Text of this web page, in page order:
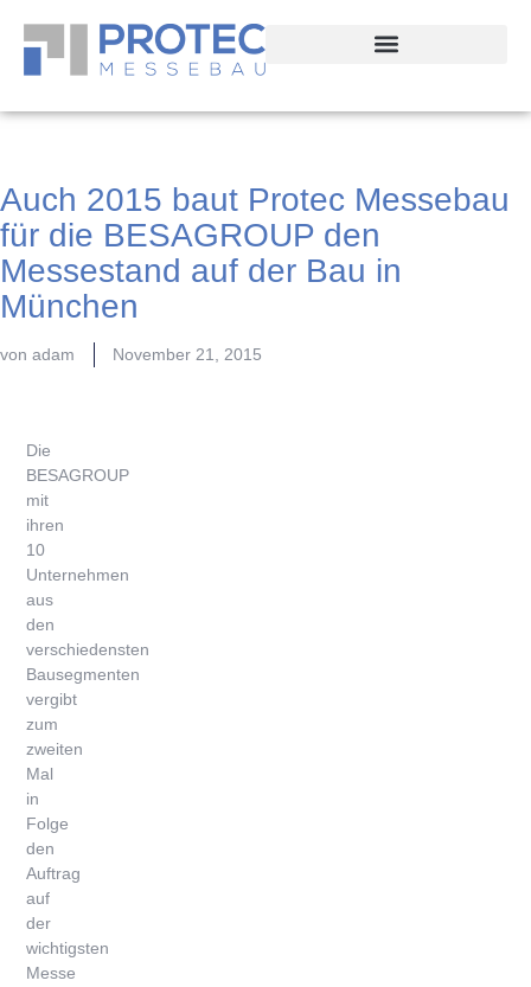
Auch 2015 baut Protec Messebau
für die BESAGROUP den
Messestand auf der Bau in
München
von adam November 21, 2015
Die
BESAGROUP
mit
ihren
10
Unternehmen
aus
den
verschiedensten
Bausegmenten
vergibt
zum
zweiten
Mal
in
Folge
den
Auftrag
auf
der
wichtigsten
Messe